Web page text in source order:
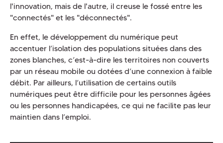
l'innovation, mais de l'autre, il creuse le fossé entre les
"connectés" et les "déconnectés".
En effet, le développement du numérique peut
accentuer l’isolation des populations situées dans des
zones blanches, c’est-à-dire les territoires non couverts
par un réseau mobile ou dotées d’une connexion à faible
débit. Par ailleurs, l’utilisation de certains outils
numériques peut être difficile pour les personnes âgées
ou les personnes handicapées, ce qui ne facilite pas leur
maintien dans l’emploi.